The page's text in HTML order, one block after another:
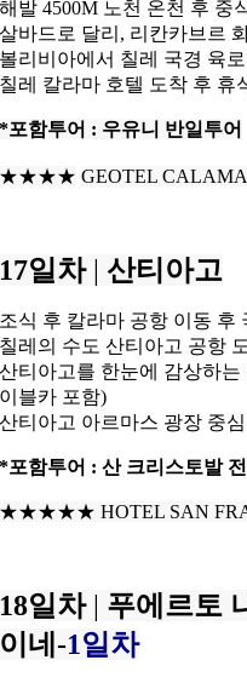
해발 4500M 노천 온천 후 중
살바드로 달리, 리칸카브르
볼리비아에서 칠레 국경 육
칠레 칼라마 호텔 도착 후 휴
*포함투어 : 우유니 반일투어
★★★★ GEOTEL
17일차 | 산티아고
조식 후 칼라마 공항 이동 후
칠레의 수도 산티아고 공항
산티아고를 한눈에 감상하는
이블카 포함)
산티아고 아르마스 광장 중
*포함투어 : 산 크리스토발
★★★★★ HOTEL SAN
18일차 | 푸에르토
이네-1일차